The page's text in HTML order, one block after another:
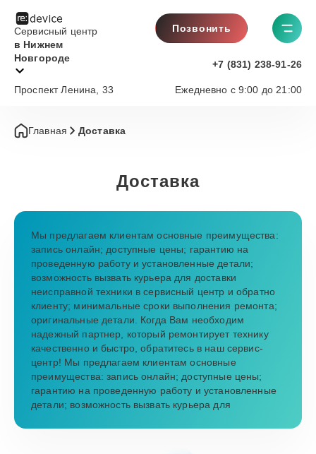
Сервисный центр
в Нижнем
Новгороде
Позвонить
+7 (831) 238-91-26
Ежедневно с 9:00 до 21:00
Проспект Ленина, 33
Главная Доставка
Доставка
Мы предлагаем клиентам основные преимущества:
запись онлайн; доступные цены; гарантию на
проведенную работу и установленные детали;
возможность вызвать курьера для доставки
неисправной техники в сервисный центр и обратно
клиенту; минимальные сроки выполнения ремонта;
оригинальные детали. Когда Вам необходим
надежный партнер, который ремонтирует технику
качественно и быстро, обратитесь в наш сервис-
центр! Мы предлагаем клиентам основные
преимущества: запись онлайн; доступные цены;
гарантию на проведенную работу и установленные
детали; возможность вызвать курьера для